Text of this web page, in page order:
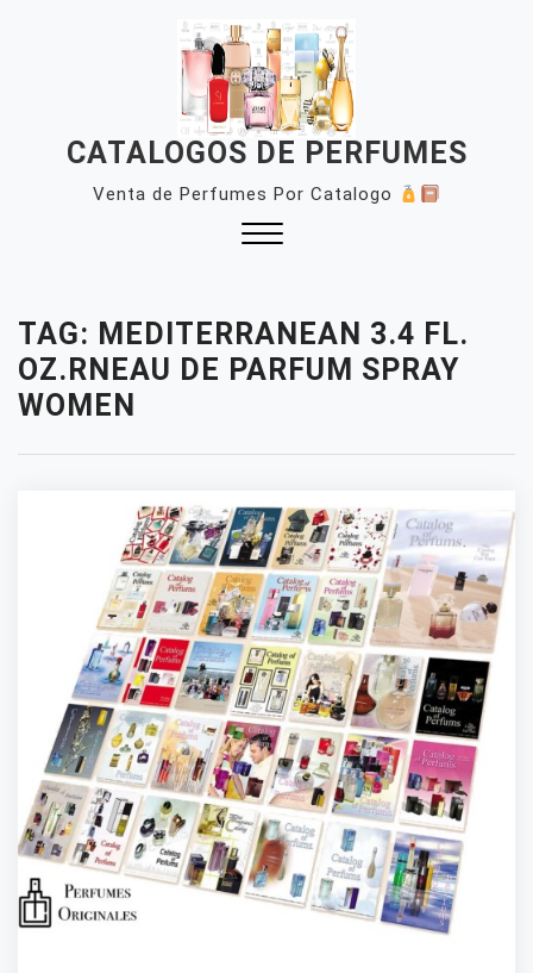
CATALOGOS DE PERFUMES
Venta de Perfumes Por Catalogo
TAG: MEDITERRANEAN 3.4 FL.
OZ.RNEAU DE PARFUM SPRAY
WOMEN